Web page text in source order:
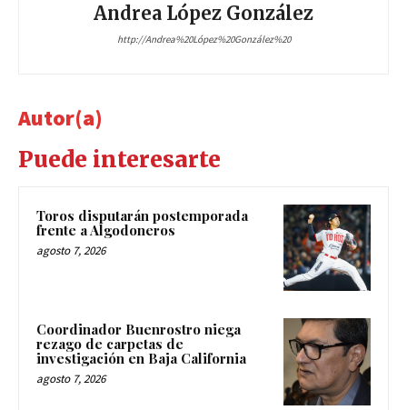
Andrea López González
http://Andrea%20López%20González%20
Autor(a)
Puede interesarte
Toros disputarán postemporada
frente a Algodoneros
agosto 7, 2026
Coordinador Buenrostro niega
rezago de carpetas de
investigación en Baja California
agosto 7, 2026